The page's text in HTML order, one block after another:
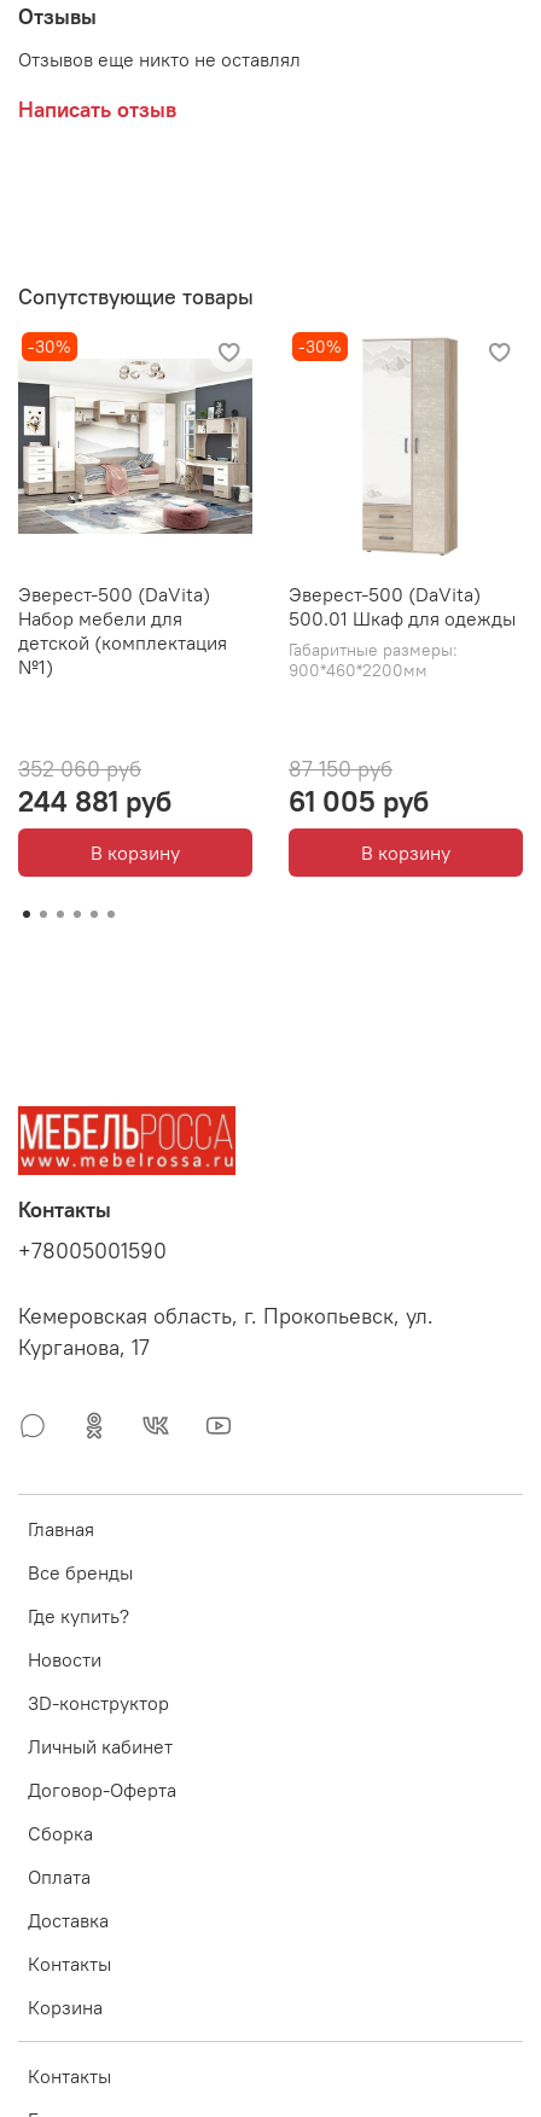
Отзывы
Отзывов еще никто не оставлял
Написать отзыв
Сопутствующие товары
-30%
Эверест-500 (DaVita)
Набор мебели для
детской (комплектация
№1)
352 060 руб
244 881 руб
В корзину
-30%
Эверест-500 (DaVita)
500.01 Шкаф для одежды
Габаритные размеры:
900*460*2200мм
87 150 руб
61 005 руб
В корзину
Главная
Все бренды
Где купить?
Новости
3D-конструктор
Личный кабинет
Договор-Оферта
Сборка
Оплата
Доставка
Контакты
Корзина
Контакты
Контакты
+78005001590
Кемеровская область, г. Прокопьевск, ул.
Курганова, 17